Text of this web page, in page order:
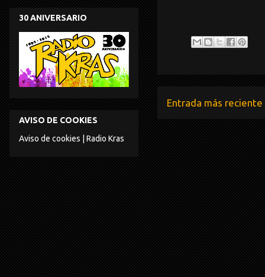
Entrada más reciente
30 ANIVERSARIO
AVISO DE COOKIES
Aviso de cookies | Radio Kras